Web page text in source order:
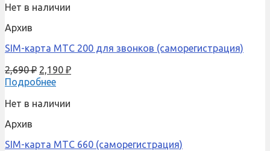
Нет в наличии
Архив
SIM-карта МТС 200 для звонков (саморегистрация)
2,690₽ 2,190 ₽
Подробнее
Нет в наличии
Архив
SIM-карта МТС 660 (саморегистрация)